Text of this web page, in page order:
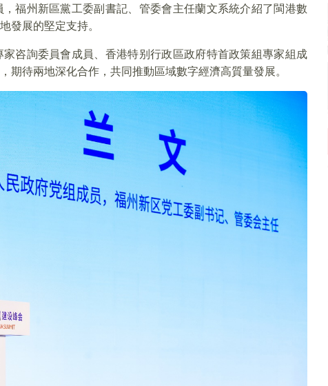
福州新區黨工委副書記、管委會主任蘭文系統介紹了閩港數
發展的堅定支持。
咨詢委員會成員、香港特别行政區政府特首政策組專家組成
期待兩地深化合作，共同推動區域數字經濟高質量發展。